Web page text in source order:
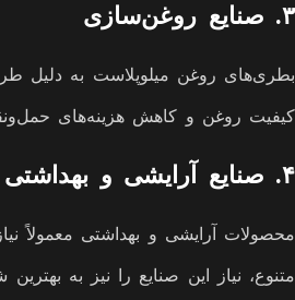
۳. صنایع روغن‌سازی
بطری‌های روغن میلوپلاست به دلیل
کیفیت روغن و کاهش هزینه‌های
۴. صنایع آرایشی و بهداشتی
محصولات آرایشی و بهداشتی معمولاً
متنوع، نیاز این صنایع را نیز به